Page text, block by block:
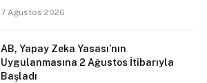
7 Ağustos 2026
AB, Yapay Zeka Yasası’nın
Uygulanmasına 2 Ağustos İtibarıyla
Başladı